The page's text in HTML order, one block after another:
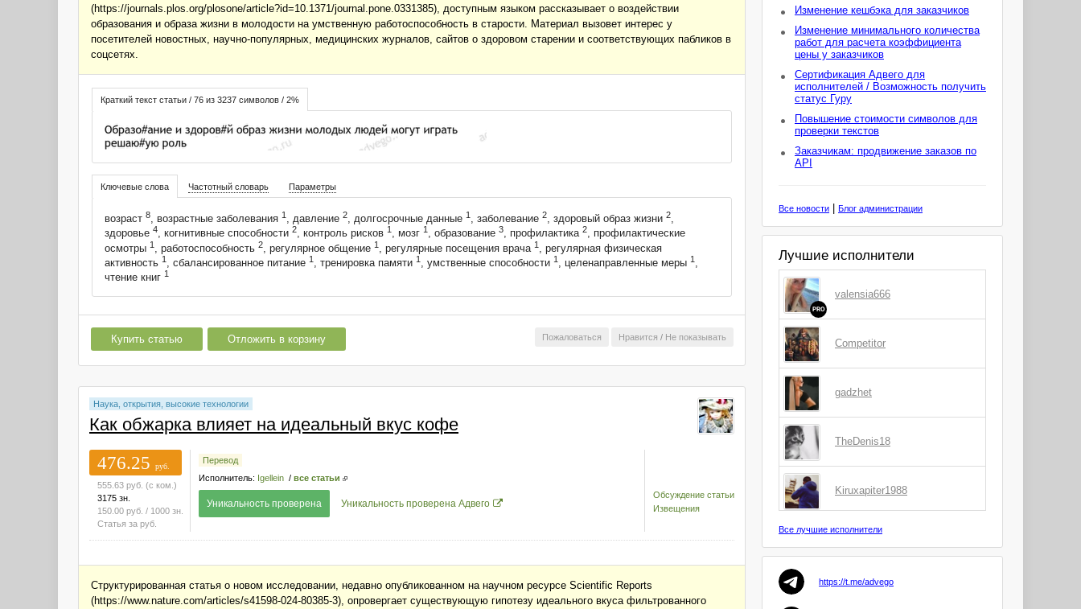
Изменение кешбэка для заказчиков
Изменение минимального количества
работ для расчета коэффициента
цены у заказчиков
Сертификация Адвего для
исполнителей / Возможность получить
статус Гуру
Повышение стоимости символов для
проверки текстов
Заказчикам: продвижение заказов по
API
Все новости Блог администрации
Лучшие исполнители
PRO
valensia666
Competitor
gadzhet
TheDenis18
Kiruxapiter1988
avesta88
Все лучшие исполнители
https://t.me/advego
(https://journals.plos.org/plosone/article?id=10.1371/journal.pone.0331385), доступным языком рассказывает о воздействии
образования и образа жизни в молодости на умственную работоспособность в старости. Материал вызовет интерес у
посетителей новостных, научно-популярных, медицинских журналов, сайтов о здоровом старении и соответствующих пабликов в
соцсетях.
Краткий текст статьи / 76 из 3237 символов / 2%
Ключевые слова Частотный словарь Параметры
возраст 8, возрастные заболевания 1, давление 2, долгосрочные данные 1, заболевание 2, здоровый образ жизни 2,
здоровье 4, когнитивные способности 2, контроль рисков 1 , мозг 1 , образование 3, профилактика 2, профилактические
осмотры 1, работоспособность 2, регулярное общение 1, регулярные посещения врача 1, регулярная физическая
активность 1, сбалансированное питание 1, тренировка памяти 1, умственные способности 1, целенаправленные меры 1,
чтение книг 1
Нравится / Не показывать
Пожаловаться
Купить статью Отложить в корзину
Наука, открытия, высокие технологии
Как обжарка влияет на идеальный вкус кофе
476.25
руб.
555.63 руб. (с ком.)
3175 зн.
150.00 руб. / 1000 зн.
Статья за руб.
Перевод
Исполнитель: Igellein / все статьи
Уникальность проверена Уникальность проверена Адвего
Обсуждение статьи
Извещения
Структурированная статья о новом исследовании, недавно опубликованном на научном ресурсе Scientific Reports
(https://www.nature.com/articles/s41598-024-80385-3), опровергает существующую гипотезу идеального вкуса фильтрованного